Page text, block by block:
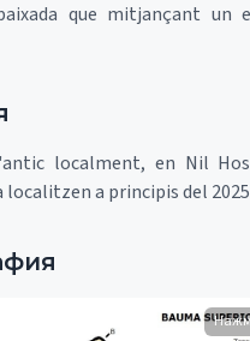
que mitjançant un
localment, en Nil
a principis del